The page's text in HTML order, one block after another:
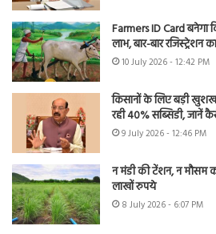
Farmers ID Card बनेगा
लाभ, बार-बार
10 July 2026 - 12:42 PM
किसानों के लिए बड़ी
रही 40% सब्सिडी, जानें
9 July 2026 - 12:46 PM
न मंडी की टेंशन, न मौसम
लाखों रुपये
8 July 2026 - 6:07 PM